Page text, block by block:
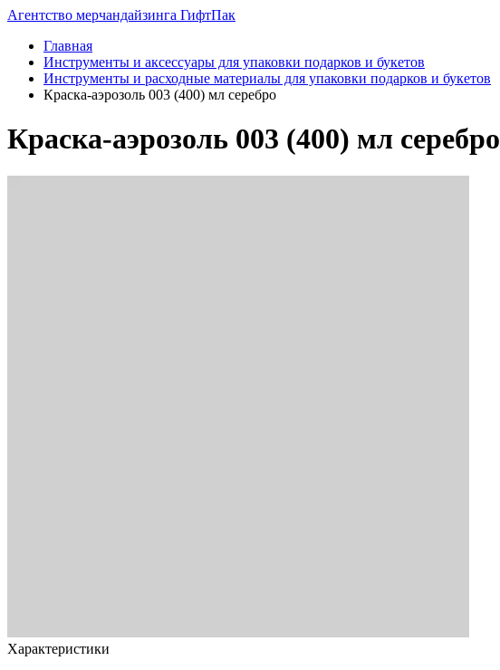
Агентство мерчандайзинга ГифтПак
Главная
Инструменты и аксессуары для упаковки подарков и букетов
Инструменты и расходные материалы для упаковки подарков и букетов
Краска-аэрозоль 003 (400) мл серебро
Краска-аэрозоль 003 (400) мл серебро
Характеристики